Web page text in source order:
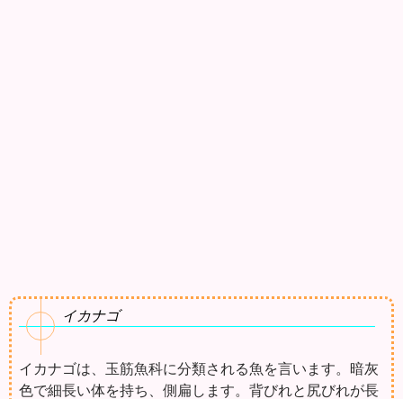
イカナゴ
イカナゴは、玉筋魚科に分類される魚を言います。暗灰
色で細長い体を持ち、側扁します。背びれと尻びれが長